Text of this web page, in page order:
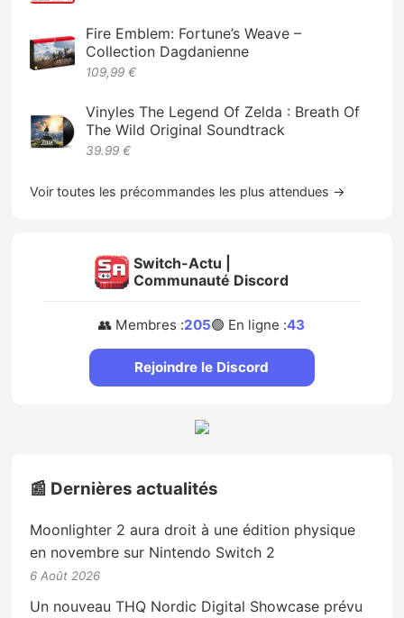
Fire Emblem: Fortune’s Weave –
Collection Dagdanienne
109,99 €
Vinyles The Legend Of Zelda : Breath Of
The Wild Original Soundtrack
39.99 €
Voir toutes les précommandes les plus attendues →
Switch-Actu |
Communauté Discord
👥 Membres :205🟢 En ligne :43
Rejoindre le Discord
📰 Dernières actualités
Moonlighter 2 aura droit à une édition physique
en novembre sur Nintendo Switch 2
6 Août 2026
Un nouveau THQ Nordic Digital Showcase prévu